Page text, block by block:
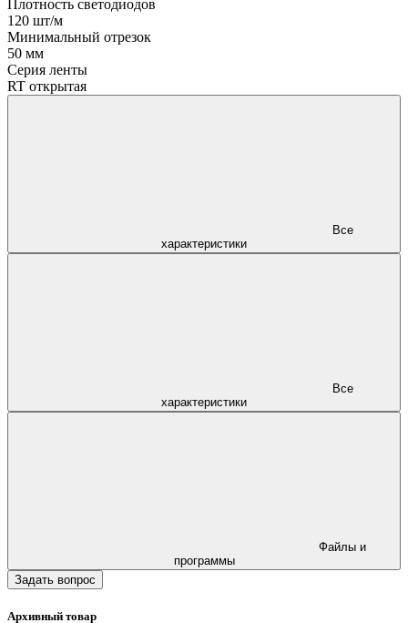
Плотность светодиодов
120 шт/м
Минимальный отрезок
50 мм
Серия ленты
RT открытая
характеристики
характеристики
программы
Задать вопрос
Архивный товар